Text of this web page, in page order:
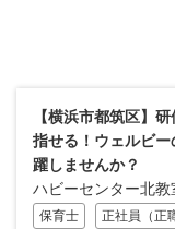
【横浜市都筑区】
指せる！ウェルビ
躍しませんか？
ハビーセンター北教
保育士 正社員（正